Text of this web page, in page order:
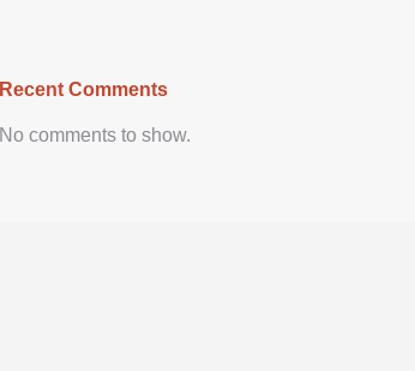
Recent Comments
No comments to show.